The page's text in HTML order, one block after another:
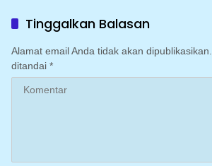
mengoptimalkan program
Irigasi perpompaan
(Irpom)
Tinggalkan Balasan
Alamat email Anda tidak akan dipublikasikan.
ditandai *